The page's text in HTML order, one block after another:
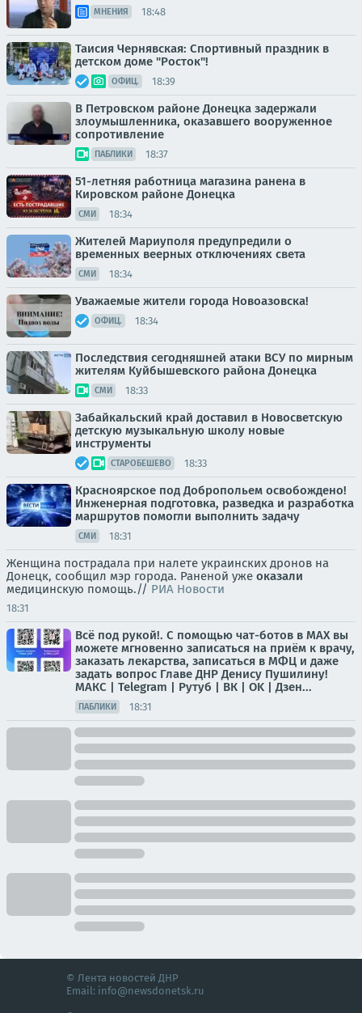
МНЕНИЯ 18:48
Таисия Чернявская: Спортивный праздник в
детском доме "Росток"!
ОФИЦ. 18:39
В Петровском районе Донецка задержали
злоумышленника, оказавшего вооруженное
сопротивление
ПАБЛИКИ 18:37
51-летняя работница магазина ранена в
Кировском районе Донецка
СМИ 18:34
Жителей Мариуполя предупредили о
временных веерных отключениях света
СМИ 18:34
Уважаемые жители города Новоазовска!
ОФИЦ. 18:34
Последствия сегодняшней атаки ВСУ по мирным
жителям Куйбышевского района Донецка
СМИ 18:33
Забайкальский край доставил в Новосветскую
детскую музыкальную школу новые
инструменты
СТАРОБЕШЕВО 18:33
Красноярское под Добропольем освобождено!
Инженерная подготовка, разведка и разработка
маршрутов помогли выполнить задачу
СМИ 18:31
Женщина пострадала при налете украинских дронов на
Донецк, сообщил мэр города. Раненой уже оказали
медицинскую помощь.// РИА Новости
18:31
Всё под рукой!. С помощью чат-ботов в МАХ вы
можете мгновенно записаться на приём к врачу,
заказать лекарства, записаться в МФЦ и даже
задать вопрос Главе ДНР Денису Пушилину!
МАКС | Telegram | Рутуб | ВК | OK | Дзен...
ПАБЛИКИ 18:31
© Лента новостей ДНР
Email: info@newsdonetsk.ru